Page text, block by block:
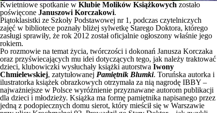
Kwietniowe spotkanie w Klubie Molików Książkowych zostało
poświęcone Januszowi Korczakowi.
Piątoklasistki ze Szkoły Podstawowej nr 1, podczas czytelniczych
zajęć w bibliotece poznały bliżej sylwetkę Starego Doktora, którego
zasługi sprawiły, że rok 2012 został oficjalnie ogłoszony właśnie jego
rokiem.
Po rozmowie na temat życia, twórczości i dokonań Janusza Korczaka
oraz przyświecających mu idei dotyczących tego, jak należy traktować
dzieci, klubowiczki wysłuchały książki autorstwa Iwony
Chmielewskiej, zatytułowanej Pamiętnik Blumki. Toruńska autorka i
ilustratorka książek obrazkowych otrzymała za nią nagrodę IBBY –
najważniejsze w Polsce wyróżnienie przyznawane autorom publikacji
dla dzieci i młodzieży. Książka ma formę pamiętnika napisanego przez
jedną z podopiecznych domu sierot, który mieścił się w Warszawie